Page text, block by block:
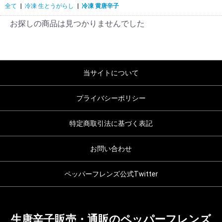
全て 冷凍 生とうがらし 冷凍 黄唐辛子
お探しの商品は見つかりませんでした
当サイトについて
プライバシーポリシー
特定商取引法に基づく表記
お問い合わせ
ペッパーフレンズ公式Twitter
生唐辛子販売・通販のペッパーフレンズ